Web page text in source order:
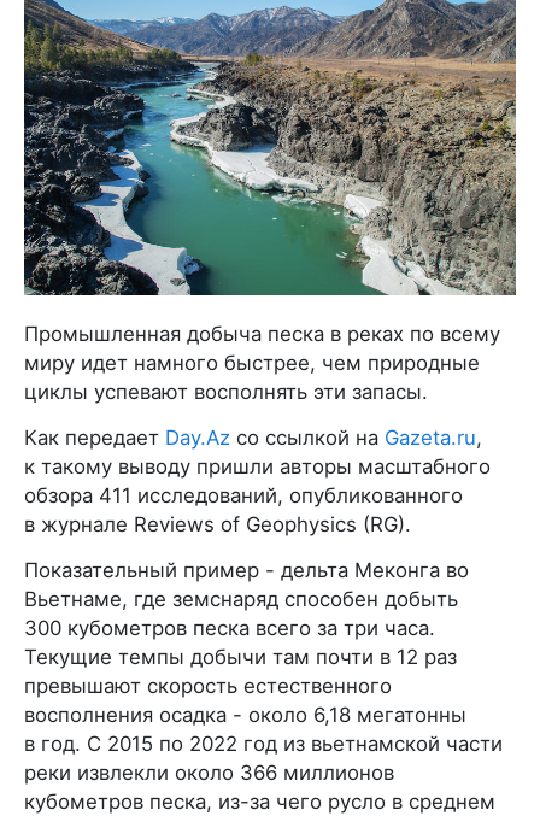
Промышленная добыча песка в реках по всему
миру идет намного быстрее, чем природные
циклы успевают восполнять эти запасы.
Как передает Day.Az со ссылкой на Gazeta.ru,
к такому выводу пришли авторы масштабного
обзора 411 исследований, опубликованного
в журнале Reviews of Geophysics (RG).
Показательный пример - дельта Меконга во
Вьетнаме, где земснаряд способен добыть
300 кубометров песка всего за три часа.
Текущие темпы добычи там почти в 12 раз
превышают скорость естественного
восполнения осадка - около 6,18 мегатонны
в год. С 2015 по 2022 год из вьетнамской части
реки извлекли около 366 миллионов
кубометров песка, из-за чего русло в среднем